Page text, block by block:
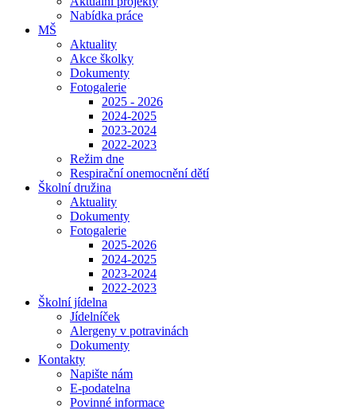
Nabídka práce
MŠ
Aktuality
Akce školky
Dokumenty
Fotogalerie
2025 - 2026
2024-2025
2023-2024
2022-2023
Režim dne
Respirační onemocnění dětí
Školní družina
Aktuality
Dokumenty
Fotogalerie
2025-2026
2024-2025
2023-2024
2022-2023
Školní jídelna
Jídelníček
Alergeny v potravinách
Dokumenty
Kontakty
Napište nám
E-podatelna
Povinné informace